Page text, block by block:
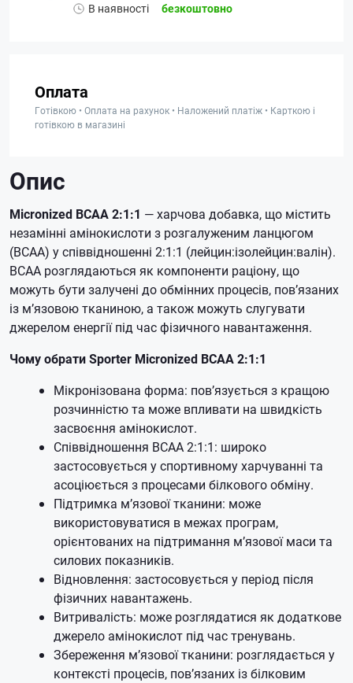
В наявності безкоштовно
Оплата
Готівкою • Оплата на рахунок • Наложений платіж • Карткою і
готівкою в магазині
Опис
Micronized BCAA 2:1:1 — харчова добавка, що містить
незамінні амінокислоти з розгалуженим ланцюгом
(BCAA) у співвідношенні 2:1:1 (лейцин:ізолейцин:валін).
BCAA розглядаються як компоненти раціону, що
можуть бути залучені до обмінних процесів, пов’язаних
із м’язовою тканиною, а також можуть слугувати
джерелом енергії під час фізичного навантаження.
Чому обрати Sporter Micronized BCAA 2:1:1
Мікронізована форма: пов’язується з кращою
розчинністю та може впливати на швидкість
засвоєння амінокислот.
Співвідношення BCAA 2:1:1: широко
застосовується у спортивному харчуванні та
асоціюється з процесами білкового обміну.
Підтримка м’язової тканини: може
використовуватися в межах програм,
орієнтованих на підтримання м’язової маси та
силових показників.
Відновлення: застосовується у період після
фізичних навантажень.
Витривалість: може розглядатися як додаткове
джерело амінокислот під час тренувань.
Збереження м’язової тканини: розглядається у
контексті процесів, пов’язаних із білковим